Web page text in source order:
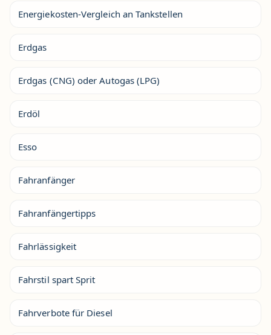
Energiekosten-Vergleich an Tankstellen
Erdgas
Erdgas (CNG) oder Autogas (LPG)
Erdöl
Esso
Fahranfänger
Fahranfängertipps
Fahrlässigkeit
Fahrstil spart Sprit
Fahrverbote für Diesel